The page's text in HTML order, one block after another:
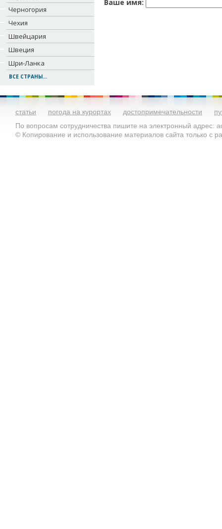
Черногория
Чехия
Швейцария
Швеция
Шри-Ланка
ВСЕ СТРАНЫ...
Ваше имя:
статьи погода на курортах достопримечательности
По вопросам сотрудничества пишите на электронный адрес:
© Копирование и использование материалов сайта только с